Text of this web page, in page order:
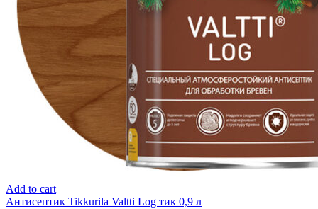
Add to cart
Антисептик Tikkurila Valtti Log тик 0,9 л